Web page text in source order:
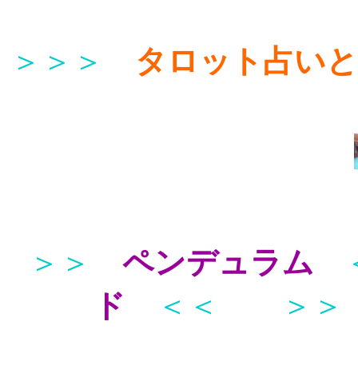
＞＞＞ タロット占い
＞＞ ペンデュラム
ド
＜＜ ＞＞